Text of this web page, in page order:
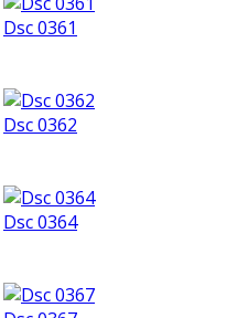
Dsc 0361
Dsc 0362
Dsc 0364